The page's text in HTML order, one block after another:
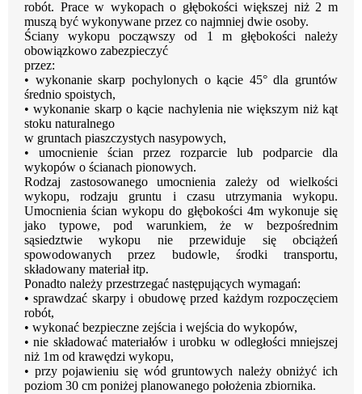
robót. Prace w wykopach o głębokości większej niż 2 m
muszą być wykonywane przez co najmniej dwie osoby.
Ściany wykopu począwszy od 1 m głębokości należy
obowiązkowo zabezpieczyć
przez:
• wykonanie skarp pochylonych o kącie 45° dla gruntów
średnio spoistych,
• wykonanie skarp o kącie nachylenia nie większym niż kąt
stoku naturalnego
w gruntach piaszczystych nasypowych,
•
umocnienie ścian przez rozparcie lub podparcie dla
wykopów o ścianach pionowych.
Rodzaj zastosowanego umocnienia zależy od wielkości
wykopu, rodzaju gruntu i czasu utrzymania wykopu.
Umocnienia ścian wykopu do głębokości 4m wykonuje się
jako
typowe, pod warunkiem, że w
bezpośrednim
sąsiedztwie
wykopu nie przewiduje się obciążeń
spowodowanych przez budowle, środki transportu,
składowany materiał itp.
Ponadto należy przestrzegać następujących wymagań:
• sprawdzać skarpy i obudowę przed każdym rozpoczęciem
robót,
• wykonać bezpieczne zejścia i wejścia do wykopów,
• nie składować materiałów i urobku w odległości mniejszej
niż 1m od krawędzi wykopu,
• przy pojawieniu się wód gruntowych należy obniżyć ich
poziom 30 cm poniżej planowanego położenia zbiornika.